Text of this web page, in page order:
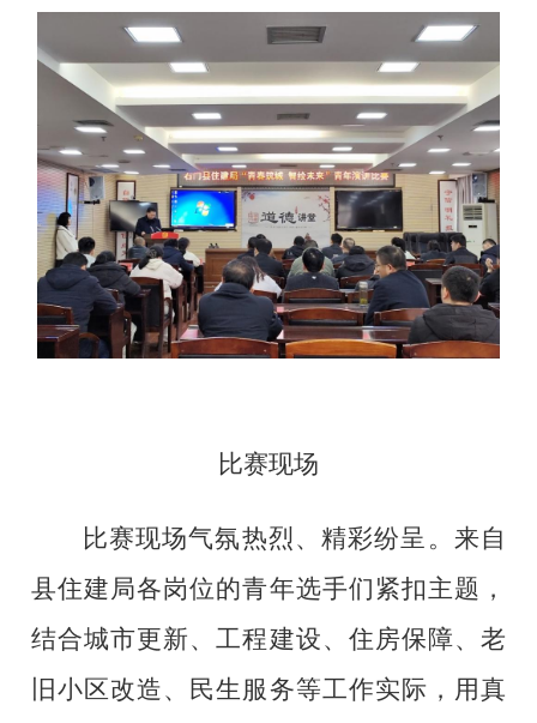
比赛现场
比赛现场气氛热烈、精彩纷呈。来自
县住建局各岗位的青年选手们紧扣主题，
结合城市更新、工程建设、住房保障、老
旧小区改造、民生服务等工作实际，用真